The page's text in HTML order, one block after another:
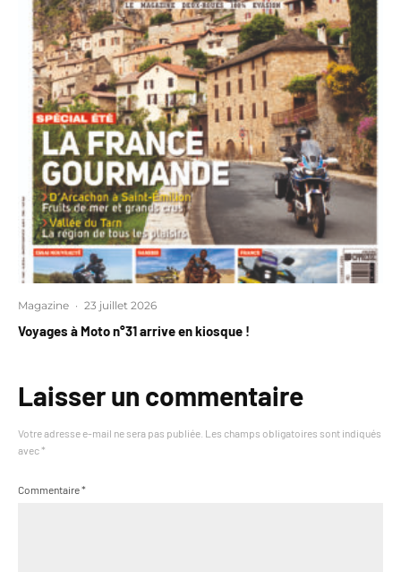
Magazine · 23 juillet 2026
Voyages à Moto n°31 arrive en kiosque !
Laisser un commentaire
Votre adresse e-mail ne sera pas publiée. Les champs obligatoires sont indiqués
avec *
Commentaire*